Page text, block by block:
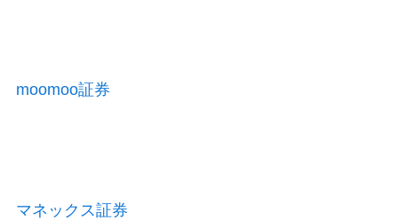
moomoo証券
マネックス証券